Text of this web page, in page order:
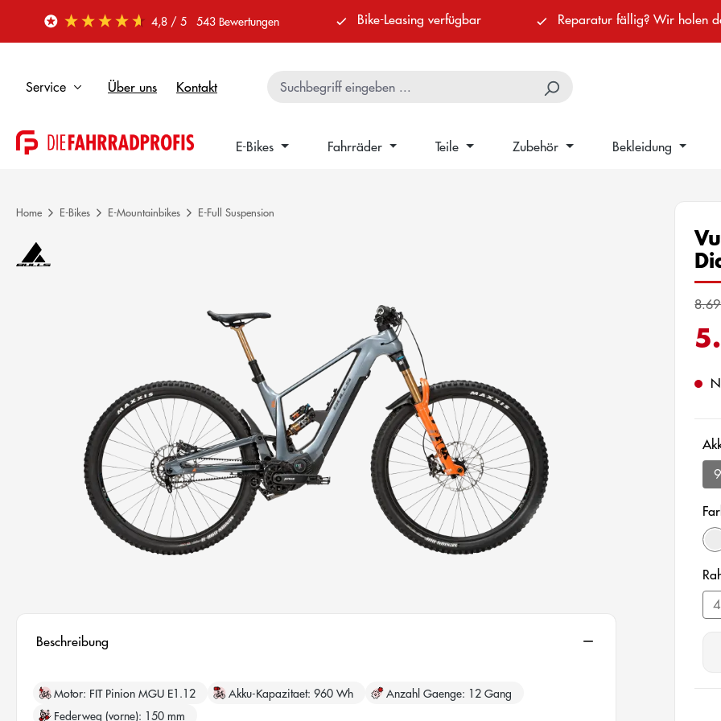
Hauptinhalt springen
Zur Suche springen
Zur Hauptnavigation springen
4,8 / 5 543 Bewertungen Bike-Leasing verfügbar Reparatur fällig? Wir holen
Service Über uns Kontakt
E-Bikes Fahrräder Teile Zubehör Bekleidung
Home E-Bikes E-Mountainbikes E-Full Suspension
Beschreibung
Motor FIT Pinion MGU E1.12 Akku-Kapazitaet 960 Wh Anzahl Gaenge 12 Gang
Federweg (vorne) 150 mm